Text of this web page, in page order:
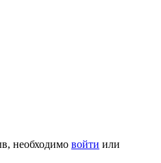
необходимо войти или